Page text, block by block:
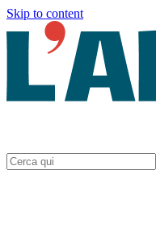
Skip to content